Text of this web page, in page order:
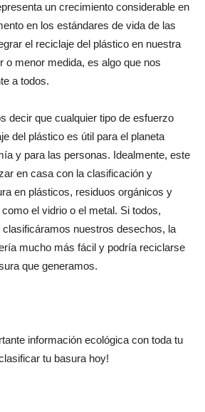
un crecimiento considerable en
en los estándares de vida de las
el reciclaje del plástico en nuestra
o menor medida, es algo que nos
a todos.
decir que cualquier tipo de esfuerzo
del plástico es útil para el planeta
y para las personas. Idealmente, este
en casa con la clasificación y
en plásticos, residuos orgánicos y
el vidrio o el metal. Si todos,
nuestros desechos, la
mucho más fácil y podría reciclarse
que generamos.
información ecológica con toda tu
tu basura hoy!